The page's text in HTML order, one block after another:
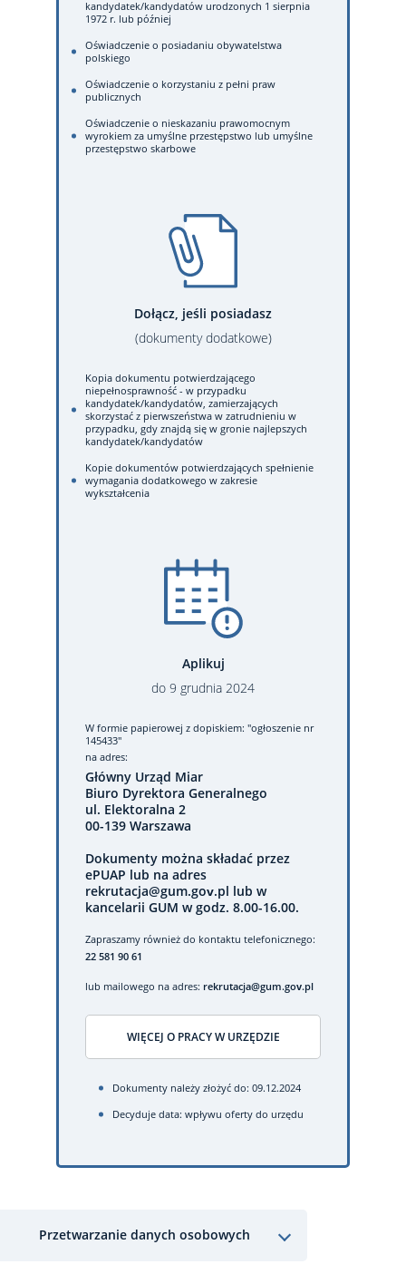
kandydatek/kandydatów urodzonych 1 sierpnia
1972 r. lub później
Oświadczenie o posiadaniu obywatelstwa
polskiego
Oświadczenie o korzystaniu z pełni praw
publicznych
Oświadczenie o nieskazaniu prawomocnym
wyrokiem za umyślne przestępstwo lub umyślne
przestępstwo skarbowe
Dołącz, jeśli posiadasz
(dokumenty dodatkowe)
Kopia dokumentu potwierdzającego
niepełnosprawność - w przypadku
kandydatek/kandydatów, zamierzających
skorzystać z pierwszeństwa w zatrudnieniu w
przypadku, gdy znajdą się w gronie najlepszych
kandydatek/kandydatów
Kopie dokumentów potwierdzających spełnienie
wymagania dodatkowego w zakresie
wykształcenia
Aplikuj
do 9 grudnia 2024
W formie papierowej z dopiskiem: "ogłoszenie nr
145433"
na adres:
Główny Urząd Miar
Biuro Dyrektora Generalnego
ul. Elektoralna 2
00-139 Warszawa
Dokumenty można składać przez
ePUAP lub na adres
rekrutacja@gum.gov.pl lub w
kancelarii GUM w godz. 8.00-16.00.
Zapraszamy również do kontaktu telefonicznego:
22 581 90 61
lub mailowego na adres: rekrutacja@gum.gov.pl
WIĘCEJ O PRACY W URZĘDZIE
Dokumenty należy złożyć do: 09.12.2024
Decyduje data: wpływu oferty do urzędu
Przetwarzanie danych osobowych